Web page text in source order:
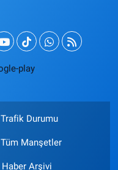
Trafik Durumu
Tüm Manşetler
Haber Arşivi